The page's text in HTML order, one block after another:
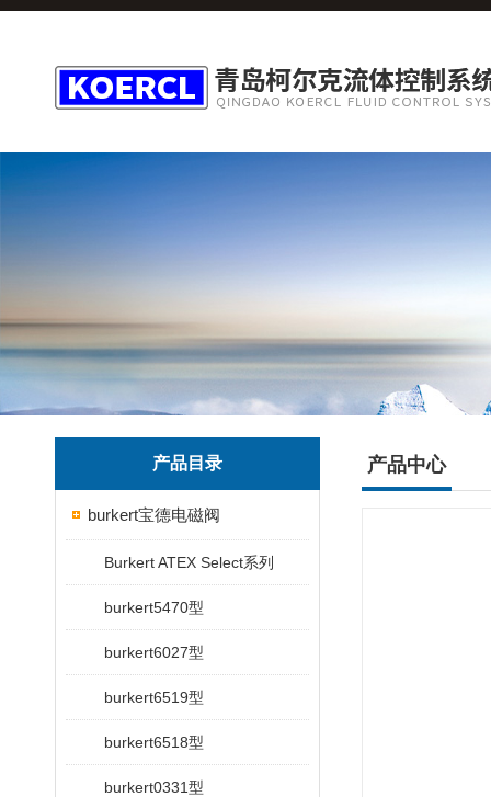
产品目录
burkert宝德电磁阀
Burkert ATEX Select系列
burkert5470型
burkert6027型
burkert6519型
burkert6518型
burkert0331型
产品中心